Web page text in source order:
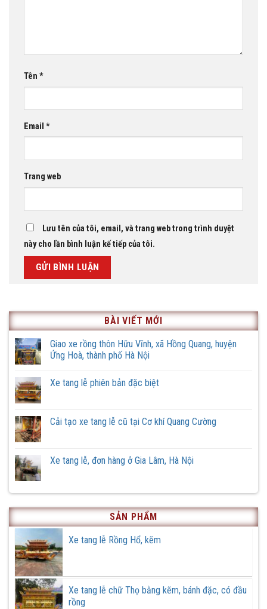
Tên *
Email *
Trang web
Lưu tên của tôi, email, và trang web trong trình duyệt
này cho lần bình luận kế tiếp của tôi.
BÀI VIẾT MỚI
Giao xe rồng thôn Hữu Vĩnh, xã Hồng Quang, huyện
Ứng Hoà, thành phố Hà Nội
bình
rồng
Hồng
Hoà,
phố
Nội
Xe tang lễ phiên bản đặc biệt
luận
ở
phiên
bản
Cải tạo xe tang lễ cũ tại Cơ khí Quang Cường
luận
ở
tang
cũ
Cơ
Quang
Cường
Xe tang lễ, đơn hàng ở Gia Lâm, Hà Nội
luận
Xe
lễ,
hàng
ở
Gia
Lâm,
Hà
Nội
SẢN PHẨM
Xe tang lễ Rồng Hổ, kẽm
Xe tang lễ chữ Thọ bằng kẽm, bánh đặc, có đầu
rồng